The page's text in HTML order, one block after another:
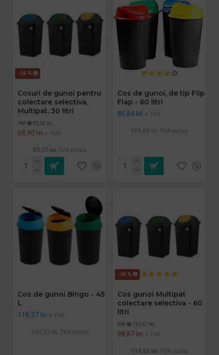
-26 %
Cosuri de gunoi pentru
colectare selectiva,
Multipat, 30 litri
PRP 93,02 lei
68,90 lei + TVA
83,37 lei TVA inclus
Cos de gunoi, de tip Flip
Flap - 60 litri
86,84 lei + TVA
105,08 lei TVA inclus
Cos de gunoi Bingo - 45
L
118,37 lei + TVA
143,23 lei TVA inclus
-26 %
Cos gunoi Multipat
colectare selectiva - 60
litri
PRP 133,47 lei
98,87 lei + TVA
119,63 lei TVA inclus